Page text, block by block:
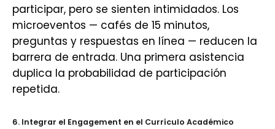
participar, pero se sienten intimidados. Los
microeventos — cafés de 15 minutos,
preguntas y respuestas en línea — reducen la
barrera de entrada. Una primera asistencia
duplica la probabilidad de participación
repetida.
6. Integrar el Engagement en el Currículo Académico